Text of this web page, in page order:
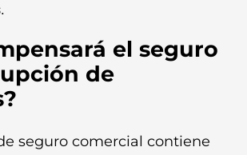
el seguro
de
seguro comercial contiene